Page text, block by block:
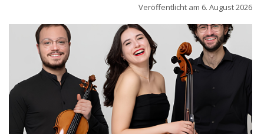
Veröffentlicht am 6. August 2026